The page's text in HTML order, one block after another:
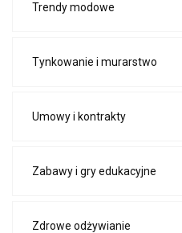
Trendy modowe
Tynkowanie i murarstwo
Umowy i kontrakty
Zabawy i gry edukacyjne
Zdrowe odżywianie